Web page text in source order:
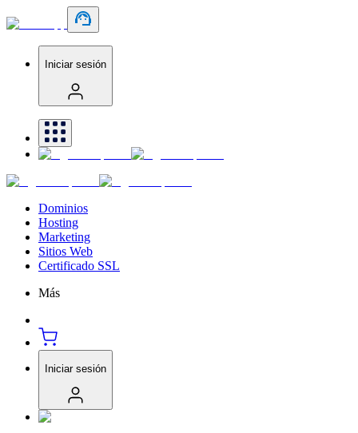
Iniciar sesión
Dominios
Hosting
Marketing
Sitios Web
Certificado SSL
Más
Iniciar sesión